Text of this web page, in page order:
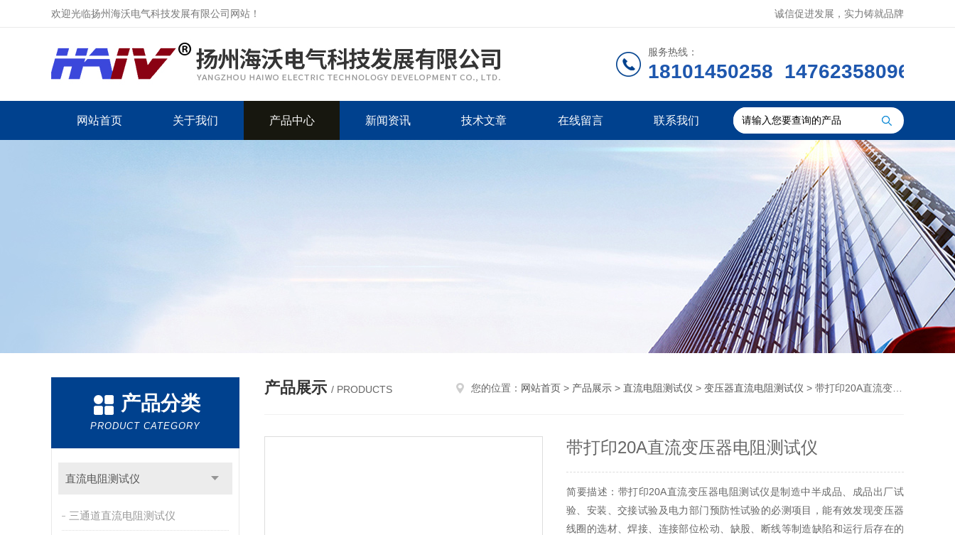
欢迎光临扬州海沃电气科技发展有限公司网站！ 诚信促进发展，实力铸就品牌
服务热线：
18101450258 14762358096
网站首页 关于我们 产品中心 新闻资讯 技术文章 在线留言 联系我们
产品分类
PRODUCT CATEGORY
直流电阻测试仪
三通道直流电阻测试仪
产品展示 / PRODUCTS 您的位置： 网站首页 > 产品展示 > 直流电阻测试仪 > 变压器直流电阻测试仪 > 带打印20A直流变压器电阻测试仪
带打印20A直流变压器电阻测试仪
简要描述：带打印20A直流变压器电阻测试仪是制造中半成品、成品出厂试
验、安装、交接试验及电力部门预防性试验的必测项目，能有效发现变压器
线圈的选材、焊接、连接部位松动、缺股、断线等制造缺陷和运行后存在的